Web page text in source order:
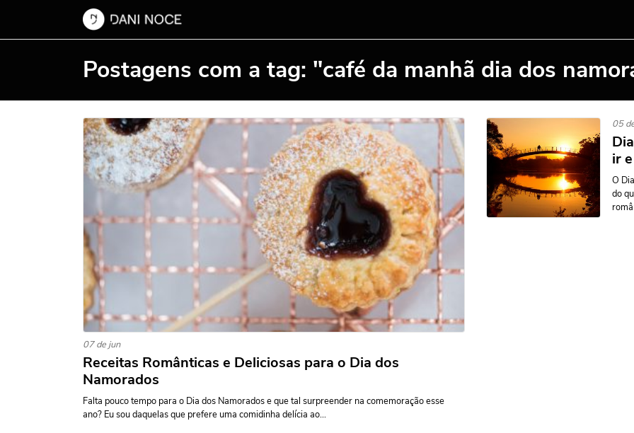
Postagens com a tag: "café da manhã dia dos
07 de jun
Receitas Românticas e Deliciosas para o Dia dos
Namorados
Falta pouco tempo para o Dia dos Namorados e que tal surpreender na comemoração esse
ano? Eu sou daquelas que prefere uma comidinha delícia ao...
05
ir
O
do